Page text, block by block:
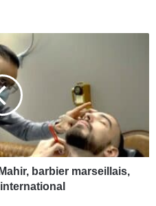
barbier marseillais,